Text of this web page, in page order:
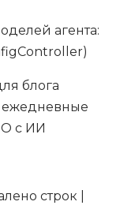
агента:
блога
ежедневные
с ИИ
строк |